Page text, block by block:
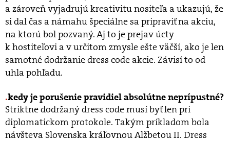
a zároveň vyjadrujú kreativitu nositeľa a ukazujú, že
si dal čas a námahu špeciálne sa pripraviť na akciu,
na ktorú bol pozvaný. Aj to je prejav úcty
k hostiteľovi a v určitom zmysle ešte väčší, ako je len
samotné dodržanie dress code akcie. Závisí to od
uhla pohľadu.
kedy je porušenie pravidiel absolútne neprípustné?
Striktne dodržaný dress code musí byť len pri
diplomatickom protokole. Takým príkladom bola
návšteva Slovenska kráľovnou Alžbetou II. Dress